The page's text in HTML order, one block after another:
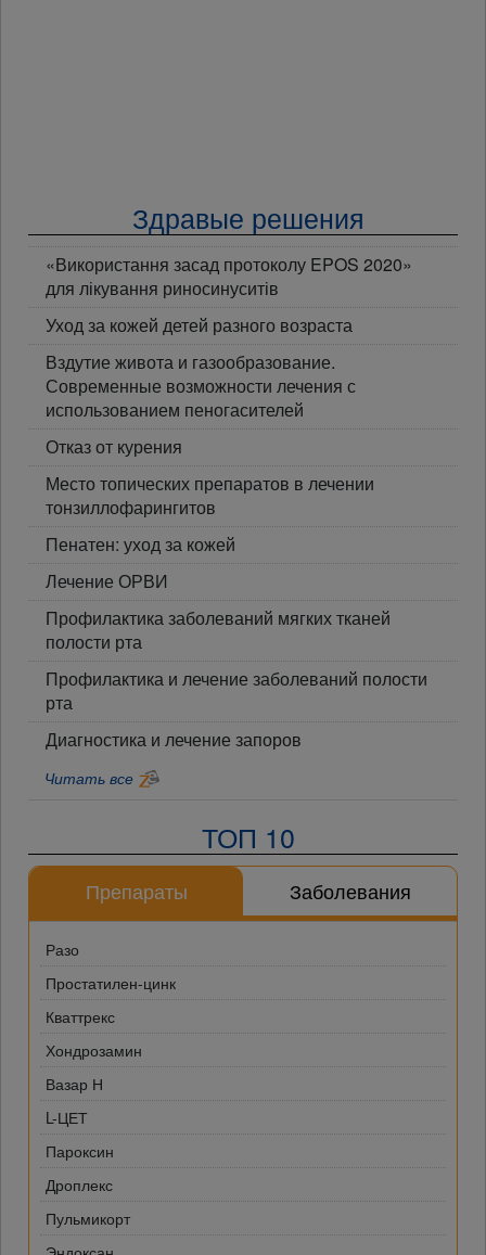
Здравые решения
«Використання засад протоколу EPOS 2020»
для лікування риносинуситів
Уход за кожей детей разного возраста
Вздутие живота и газообразование.
Современные возможности лечения с
использованием пеногасителей
Отказ от курения
Место топических препаратов в лечении
тонзиллофарингитов
Пенатен: уход за кожей
Лечение ОРВИ
Профилактика заболеваний мягких тканей
полости рта
Профилактика и лечение заболеваний полости
рта
Диагностика и лечение запоров
Читать все
ТОП 10
Препараты Заболевания
Разо
Простатилен-цинк
Кваттрекс
Хондрозамин
Вазар Н
L-ЦЕТ
Пароксин
Дроплекс
Пульмикорт